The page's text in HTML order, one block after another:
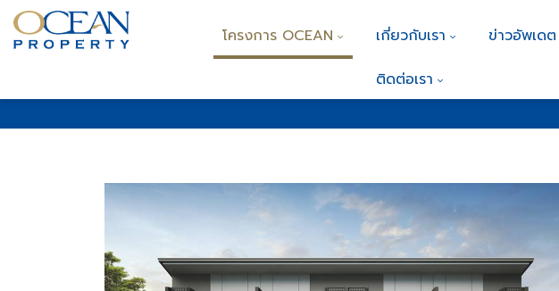
โครงการ OCEAN เกี่ยวกับเรา ข่าวอัพเดต
ติดต่อเรา